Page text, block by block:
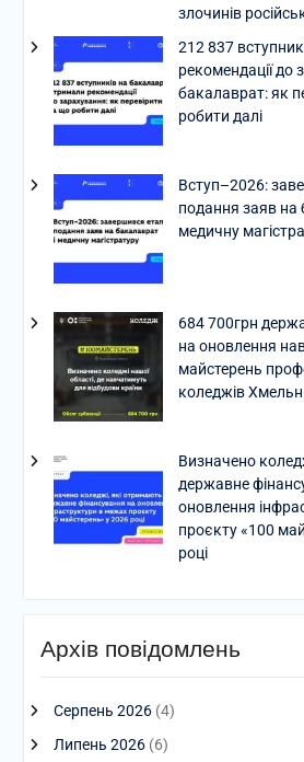
злочинів
212 837
рекомендації до
бакалаврат: як
робити далі
Вступ–2026:
подання заяв на
медичну
684 700грн
на оновлення
майстерень
коледжів
Визначено
державне
оновлення
проєкту «100
році
Архів повідомлень
Серпень 2026(4)
Липень 2026(6)